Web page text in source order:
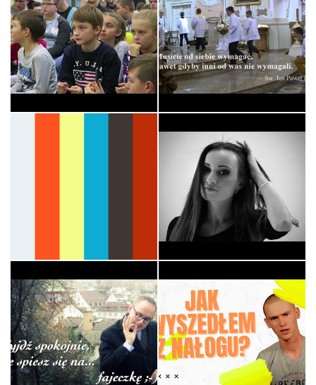
XI PIELGRZYMKA Służby
Liturgicznej…
Ewangelizacyjne
Króluj Nam Chryste -
Ministranci
HERES / WYRWANI Z
NIEWOLI - DIABEL…
Eucharystia według ks.
Jana - Kato… Tożsamosc - Piotr